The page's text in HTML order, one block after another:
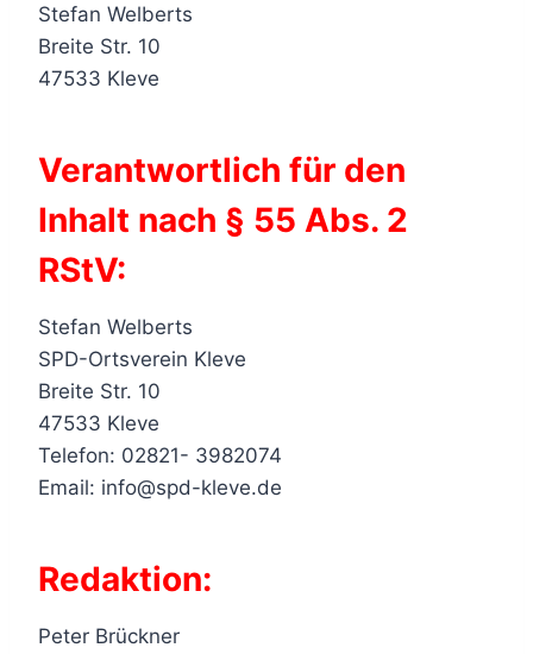
Stefan Welberts
Breite Str. 10
47533 Kleve
Verantwortlich für den
Inhalt nach § 55 Abs. 2
RStV:
Stefan Welberts
SPD-Ortsverein Kleve
Breite Str. 10
47533 Kleve
Telefon: 02821- 3982074
Email: info@spd-kleve.de
Redaktion:
Peter Brückner